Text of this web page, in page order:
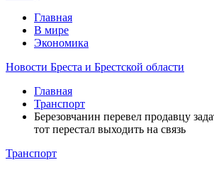
Главная
В мире
Экономика
Новости Бреста и Брестской области
Главная
Транспорт
Березовчанин перевел продавцу
тот перестал выходить на связь
Транспорт